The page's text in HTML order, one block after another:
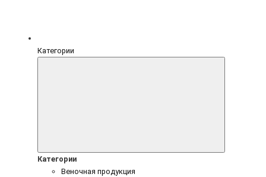
Категории
Категории
Веночная продукция